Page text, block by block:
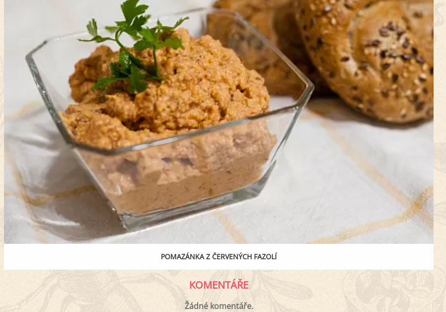
POMAZÁNKA Z ČERVENÝCH FAZOLÍ
KOMENTÁŘE
Žádné komentáře.